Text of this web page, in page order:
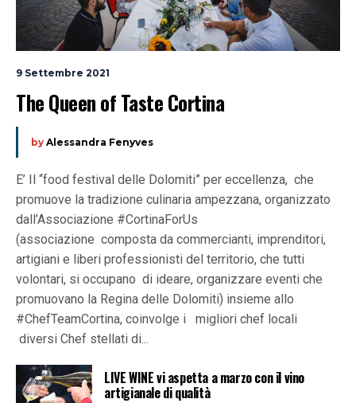
9 Settembre 2021
The Queen of Taste Cortina
by Alessandra Fenyves
E’ Il “food festival delle Dolomiti” per eccellenza, che
promuove la tradizione culinaria ampezzana, organizzato
dall’Associazione #CortinaForUs
(associazione composta da commercianti, imprenditori,
artigiani e liberi professionisti del territorio, che tutti
volontari, si occupano di ideare, organizzare eventi che
promuovano la Regina delle Dolomiti) insieme allo
#ChefTeamCortina, coinvolge i migliori chef locali
diversi Chef stellati di...
LIVE WINE vi aspetta a marzo con il vino
artigianale di qualità